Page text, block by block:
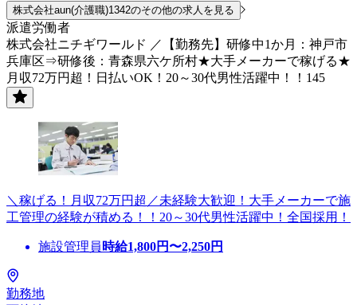
株式会社aun(介護職)1342のその他の求人を見る
派遣労働者
株式会社ニチギワールド ／【勤務先】研修中1か月：神戸市
兵庫区⇒研修後：青森県六ケ所村★大手メーカーで稼げる★
月収72万円超！日払いOK！20～30代男性活躍中！！145
＼稼げる！月収72万円超／未経験大歓迎！大手メーカーで施
工管理の経験が積める！！20～30代男性活躍中！全国採用！
施設管理員 時給1,800円〜2,250円
勤務地